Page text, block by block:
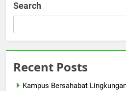
Search
Recent Posts
Kampus Bersahabat